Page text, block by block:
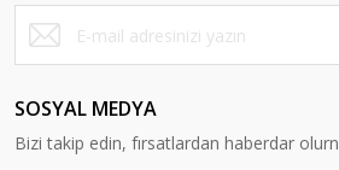
SOSYAL MEDYA
Bizi takip edin, fırsatlardan haberdar olurn